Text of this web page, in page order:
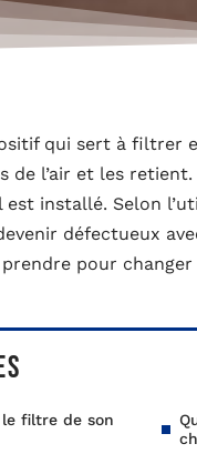
qui sert à filtrer
l’air et les
installé. Selon
défectueux
pour
filtre de son